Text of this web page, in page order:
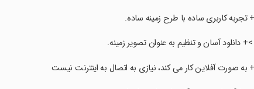
‏+ تجربه کاربری ساده با طرح زمینه ساده.
‏ >+ دانلود آسان و تنظیم به عنوان تصویر زمینه.
‏+ به صورت آفلاین کار می کند، نیازی به اتصال به اینترنت نیست